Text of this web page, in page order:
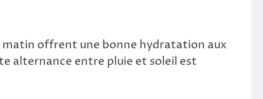
offrent une bonne hydratation aux
alternance entre pluie et soleil est